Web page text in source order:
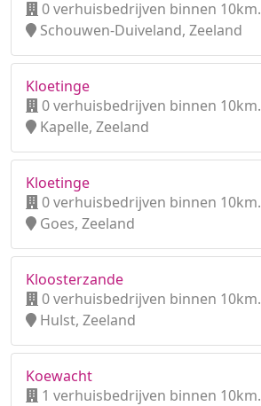
0 verhuisbedrijven binnen 10km.
Schouwen-Duiveland, Zeeland
Kloetinge
0 verhuisbedrijven binnen 10km.
Kapelle, Zeeland
Kloetinge
0 verhuisbedrijven binnen 10km.
Goes, Zeeland
Kloosterzande
0 verhuisbedrijven binnen 10km.
Hulst, Zeeland
Koewacht
1 verhuisbedrijven binnen 10km.